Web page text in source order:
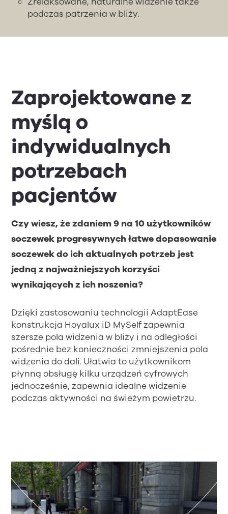
podczas patrzenia w bliży.
Zaprojektowane z
myślą o
indywidualnych
potrzebach
pacjentów
Czy wiesz, że zdaniem 9 na 10 użytkowników
soczewek progresywnych łatwe dopasowanie
soczewek do ich aktualnych potrzeb jest
jedną z najważniejszych korzyści
wynikających z ich noszenia?
Dzięki zastosowaniu technologii AdaptEase
konstrukcja Hoyalux iD MySelf zapewnia
szersze pola widzenia w bliży i na odległości
pośrednie bez konieczności zmniejszenia pola
widzenia do dali. Ułatwia to użytkownikom
płynną obsługę kilku urządzeń cyfrowych
jednocześnie, zapewnia idealne widzenie
podczas aktywności na świeżym powietrzu.